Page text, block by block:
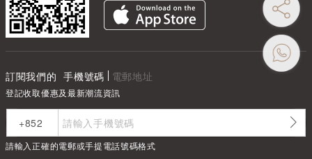
訂閱我們的 手機號碼 電郵地址
登記收取優惠及最新潮流資訊
請輸入正確的電郵或手提電話號碼格式